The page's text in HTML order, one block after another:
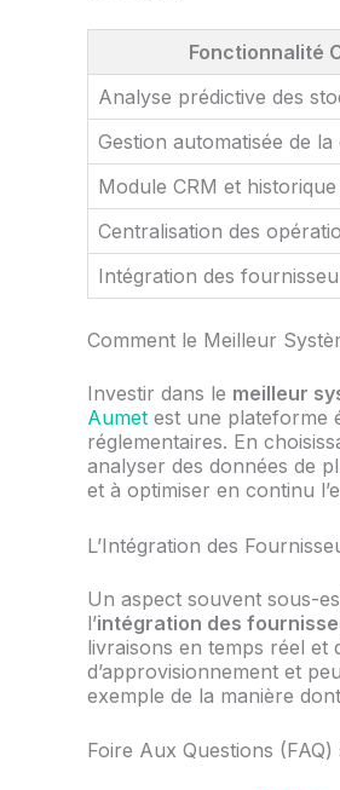
Fonctionnalité
Analyse prédictive des
Gestion automatisée de
Module CRM et
Centralisation des
Intégration des
Comment le Meilleur
Investir dans le meilleur
Aumet est une plateforme
réglementaires. En
analyser des données de
et à optimiser en continu
L’Intégration des
Un aspect souvent sous-
l’intégration des
livraisons en temps réel et
d’approvisionnement et
exemple de la manière
Foire Aux Questions